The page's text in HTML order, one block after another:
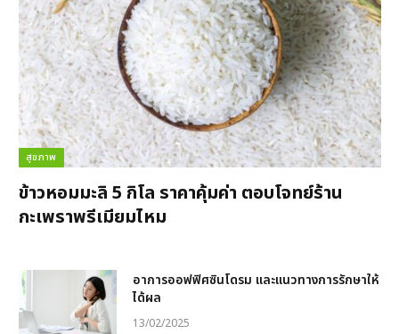
สุขภาพ
ข้าวหอมมะลิ 5 กิโล ราคาคุ้มค่า ตอบโจทย์ร้าน
กะเพราพรีเมียมไหม
อาการออฟฟิศซินโดรม และแนวทางการรักษาให้
ได้ผล
13/02/2025